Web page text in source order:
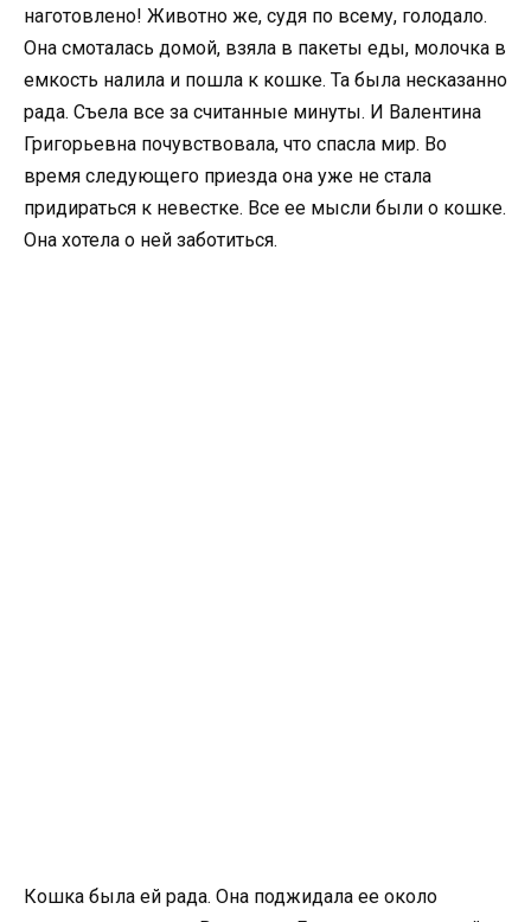
наготовлено! Животно же, судя по всему, голодало.
Она смоталась домой, взяла в пакеты еды, молочка в
емкость налила и пошла к кошке. Та была несказанно
рада. Съела все за считанные минуты. И Валентина
Григорьевна почувствовала, что спасла мир. Во
время следующего приезда она уже не стала
придираться к невестке. Все ее мысли были о кошке.
Она хотела о ней заботиться.
Кошка была ей рада. Она поджидала ее около